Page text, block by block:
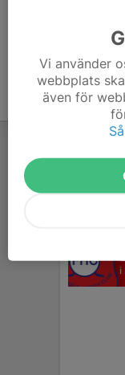
Vi använder
webbplats
även för